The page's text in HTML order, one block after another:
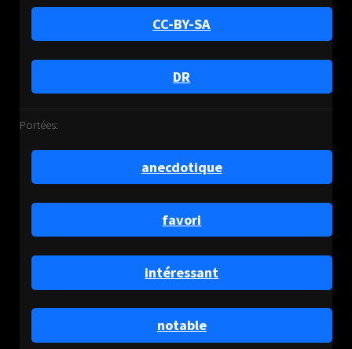
CC-BY-SA
DR
Portées:
anecdotique
favori
intéressant
notable